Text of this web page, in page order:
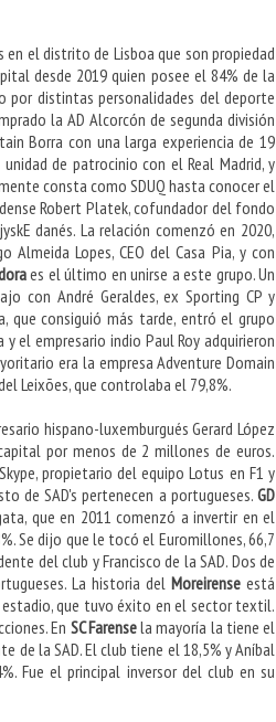
el distrito de Lisboa que son propiedad
desde 2019 quien posee el 84% de la
por distintas personalidades del deporte
la AD Alcorcón de segunda división
Borra con una larga experiencia de 19
de patrocinio con el Real Madrid, y
consta como SDUQ hasta conocer el
Robert Platek, cofundador del fondo
danés. La relación comenzó en 2020,
Lopes, CEO del Casa Pia, y con
es el último en unirse a este grupo. Un
con André Geraldes, ex Sporting CP y
que consiguió más tarde, entró el grupo
el empresario indio Paul Roy adquirieron
era la empresa Adventure Domain
Leixões, que controlaba el 79,8%.
hispano-luxemburgués Gerard López
por menos de 2 millones de euros.
propietario del equipo Lotus en F1 y
de SAD's pertenecen a portugueses.GD
que en 2011 comenzó a invertir en el
Se dijo que le tocó el Euromillones, 66,7
del club y Francisco de la SAD. Dos de
La historia del Moreirenseestá
que tuvo éxito en el sector textil.
En SC Farensela mayoría la tiene el
de la SAD. El club tiene el 18,5% y Aníbal
Fue el principal inversor del club en su